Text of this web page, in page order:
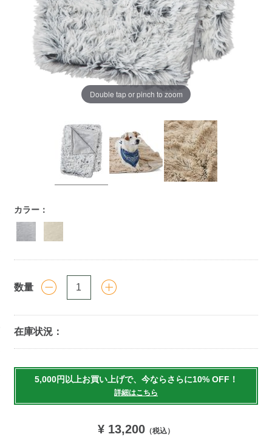
Double tap or pinch to zoom
https://www.llbean.co.jp/homegoods/pet/accessories/g/
カラー：
数量
在庫状況：
to
5,000円以上お買い上げで、今ならさらに10% OFF！
詳細はこちら
¥ 13,200 （税込）